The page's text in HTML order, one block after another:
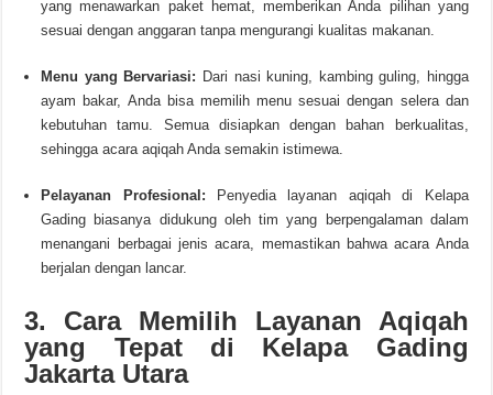
yang menawarkan paket hemat, memberikan Anda pilihan yang
sesuai dengan anggaran tanpa mengurangi kualitas makanan.
Menu yang Bervariasi: Dari nasi kuning, kambing guling, hingga
ayam bakar, Anda bisa memilih menu sesuai dengan selera dan
kebutuhan tamu. Semua disiapkan dengan bahan berkualitas,
sehingga acara aqiqah Anda semakin istimewa.
Pelayanan Profesional: Penyedia layanan aqiqah di Kelapa
Gading biasanya didukung oleh tim yang berpengalaman dalam
menangani berbagai jenis acara, memastikan bahwa acara Anda
berjalan dengan lancar.
3. Cara Memilih Layanan Aqiqah
yang Tepat di Kelapa Gading
Jakarta Utara